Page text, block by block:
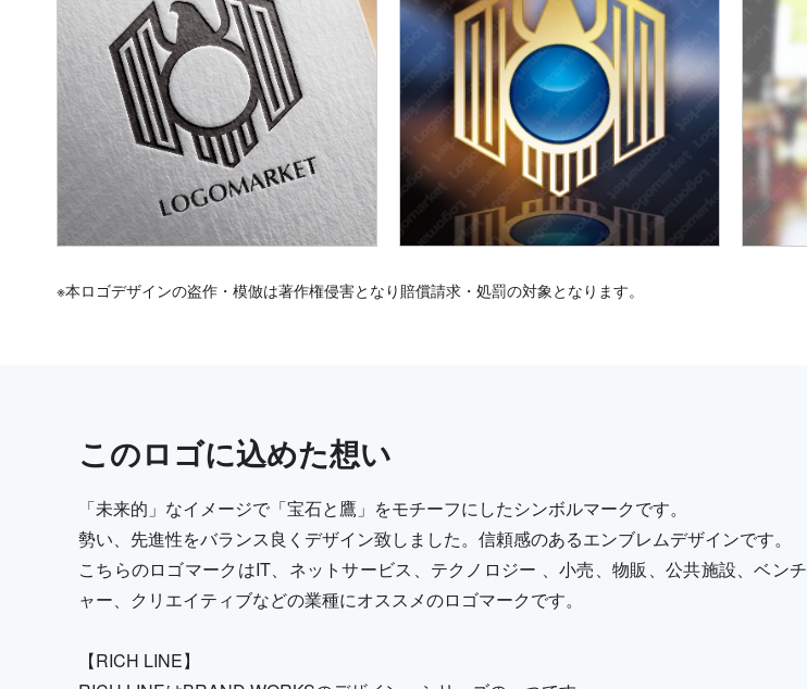
※本ロゴデザインの盗作・模倣は著作権侵害となり賠償請求・処罰の対象となります。
このロゴに込めた想い
「未来的」なイメージで「宝石と鷹」をモチーフにしたシンボルマークです。
勢い、先進性をバランス良くデザイン致しました。信頼感のあるエンブレムデザインです。
こちらのロゴマークはIT、ネットサービス、テクノロジー 、小売、物販、公共施設、ベンチ
ャー、クリエイティブなどの業種にオススメのロゴマークです。
【RICH LINE】